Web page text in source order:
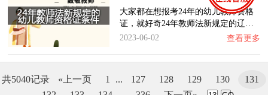
大家都在想报考24年的幼儿教师资格
证，就好奇24年教师法新规定的辽…
2023-06-02
查看更多
共5040记录 «上一页 1 ... 127 128 129 130
131